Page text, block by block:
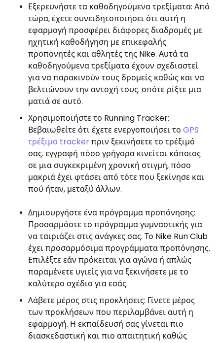
Εξερευνήστε τα καθοδηγούμενα τρεξίματα: Από
τώρα, έχετε συνειδητοποιήσει ότι αυτή η
εφαρμογή προσφέρει διάφορες διαδρομές με
ηχητική καθοδήγηση με επικεφαλής
προπονητές και αθλητές της Nike. Αυτά τα
καθοδηγούμενα τρεξίματα έχουν σχεδιαστεί
για να παρακινούν τους δρομείς καθώς και να
βελτιώνουν την αντοχή τους. οπότε ρίξτε μια
ματιά σε αυτό.
Χρησιμοποιήστε το Running Tracker:
Βεβαιωθείτε ότι έχετε ενεργοποιήσει το GPS
τρέξιμο trackerπριν ξεκινήσετε το τρέξιμό
σας. εγγραφή πόσο γρήγορα κινείται κάποιος
σε μια συγκεκριμένη χρονική στιγμή, πόσο
μακριά έχει φτάσει από τότε που ξεκίνησε και
πού ήταν, μεταξύ άλλων.
Δημιουργήστε ένα πρόγραμμα προπόνησης:
Προσαρμόστε το πρόγραμμα γυμναστικής για
να ταιριάζει στις ανάγκες σας. Το Nike Run Club
έχει προσαρμόσιμα προγράμματα προπόνησης.
Επιλέξτε εάν πρόκειται για αγώνα ή απλώς
παραμένετε υγιείς για να ξεκινήσετε με το
καλύτερο σχέδιο για εσάς.
Λάβετε μέρος στις προκλήσεις: Γίνετε μέρος
των προκλήσεων που περιλαμβάνει αυτή η
εφαρμογή. Η εκπαίδευσή σας γίνεται πιο
διασκεδαστική και πιο απαιτητική καθώς